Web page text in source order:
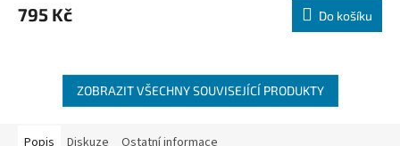
795 Kč Do košíku
ZOBRAZIT VŠECHNY SOUVISEJÍCÍ PRODUKTY